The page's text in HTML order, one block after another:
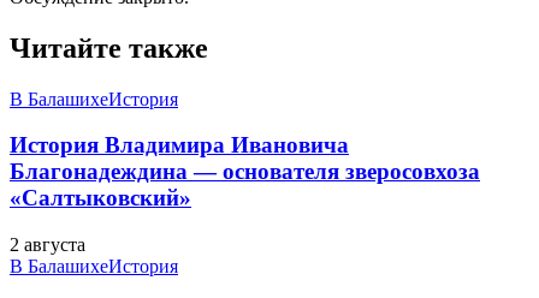
Читайте также
В БалашихеИстория
История Владимира Ивановича
Благонадеждина — основателя зверосовхоза
«Салтыковский»
2 августа
В БалашихеИстория